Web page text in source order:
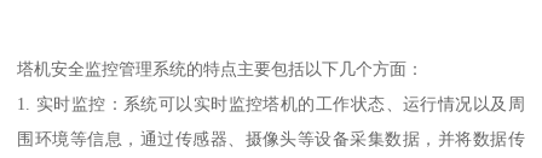
塔机安全监控管理系统的特点主要包括以下几个方面：
1. 实时监控：系统可以实时监控塔机的工作状态、运行情况以及周
围环境等信息，通过传感器、摄像头等设备采集数据，并将数据传